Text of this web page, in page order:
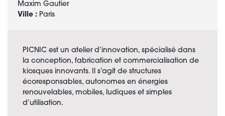
Maxim Gautier
Ville : Paris
PICNIC est un atelier d’innovation, spécialisé dans
la conception, fabrication et commercialisation de
kiosques innovants. Il s’agit de structures
écoresponsables, autonomes en énergies
renouvelables, mobiles, ludiques et simples
d’utilisation.